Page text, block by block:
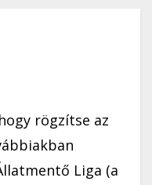
rögzítse az
Liga (a